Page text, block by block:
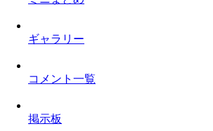
ギャラリー
コメント一覧
掲示板